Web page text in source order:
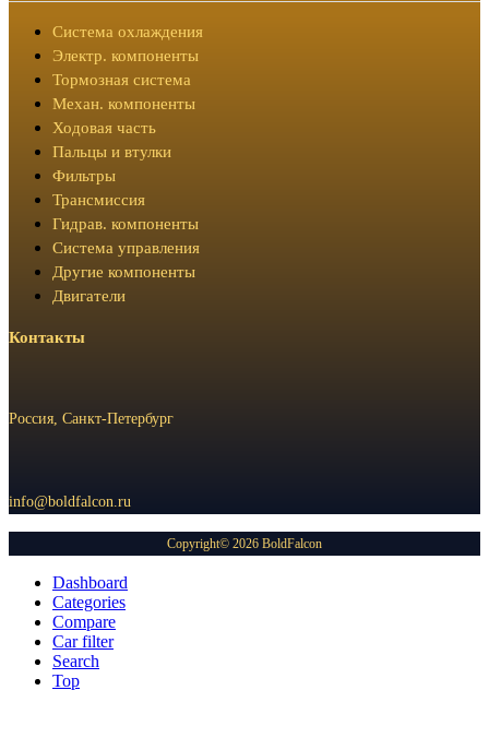
Система охлаждения
Электр. компоненты
Тормозная система
Механ. компоненты
Ходовая часть
Пальцы и втулки
Фильтры
Трансмиссия
Гидрав. компоненты
Система управления
Другие компоненты
Двигатели
Контакты
Россия, Санкт-Петербург
info@boldfalcon.ru
Copyright© 2026 BoldFalcon
Dashboard
Categories
Compare
Car filter
Search
Top